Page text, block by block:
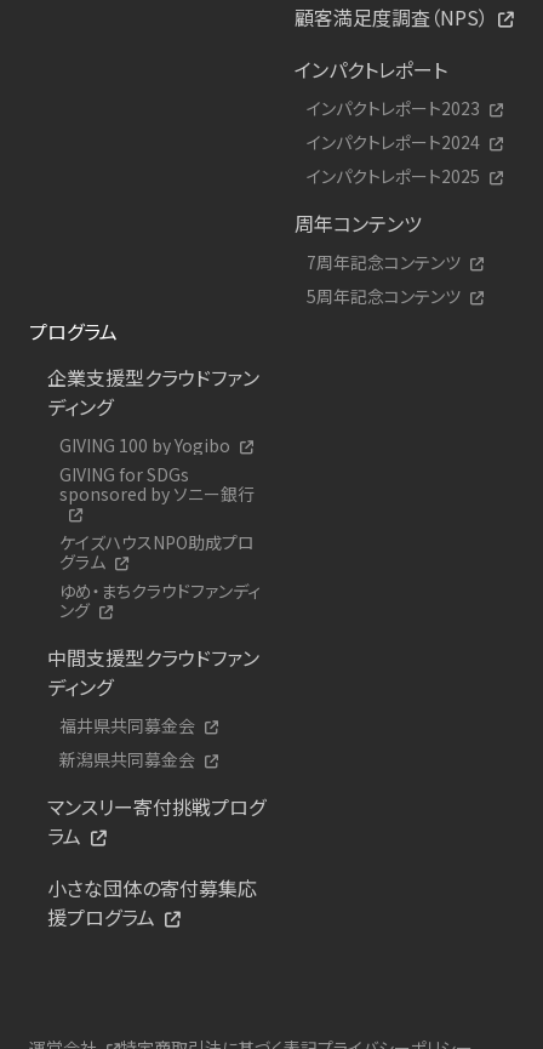
顧客満足度調査（NPS）
インパクトレポート
インパクトレポート2023
インパクトレポート2024
インパクトレポート2025
周年コンテンツ
7周年記念コンテンツ
5周年記念コンテンツ
プログラム
企業支援型クラウドファン
ディング
GIVING 100 by Yogibo
GIVING for SDGs
sponsored by ソニー銀行
ケイズハウスNPO助成プロ
グラム
ゆめ・まちクラウドファンディ
ング
中間支援型クラウドファン
ディング
福井県共同募金会
新潟県共同募金会
マンスリー寄付挑戦プログ
ラム
小さな団体の寄付募集応
援プログラム